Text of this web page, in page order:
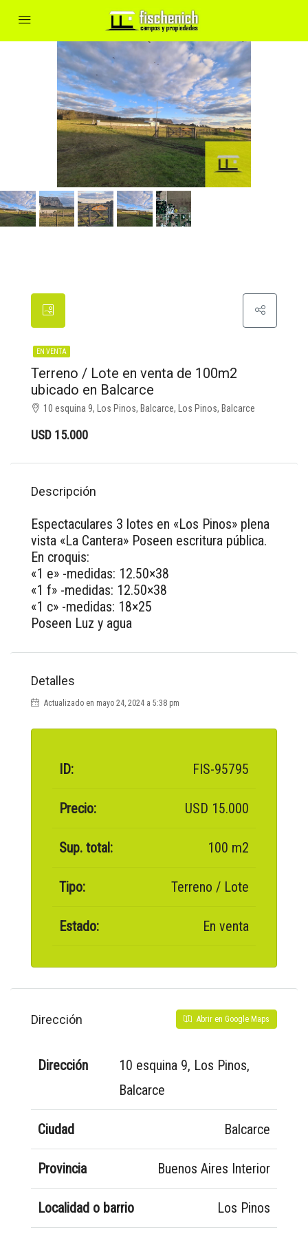
EN VENTA
Terreno / Lote en venta de 100m2
ubicado en Balcarce
10 esquina 9, Los Pinos, Balcarce, Los Pinos, Balcarce
USD 15.000
Descripción
Espectaculares 3 lotes en «Los Pinos» plena
vista «La Cantera» Poseen escritura pública.
En croquis:
«1 e» -medidas: 12.50×38
«1 f» -medidas: 12.50×38
«1 c» -medidas: 18×25
Poseen Luz y agua
Detalles
Actualizado en mayo 24, 2024 a 5:38 pm
ID: FIS-95795
Precio: USD 15.000
Sup. total: 100 m2
Tipo: Terreno / Lote
Estado: En venta
Dirección Abrir en Google Maps
Dirección
10 esquina 9, Los Pinos,
Balcarce
Ciudad Balcarce
Provincia Buenos Aires Interior
Localidad o barrio Los Pinos